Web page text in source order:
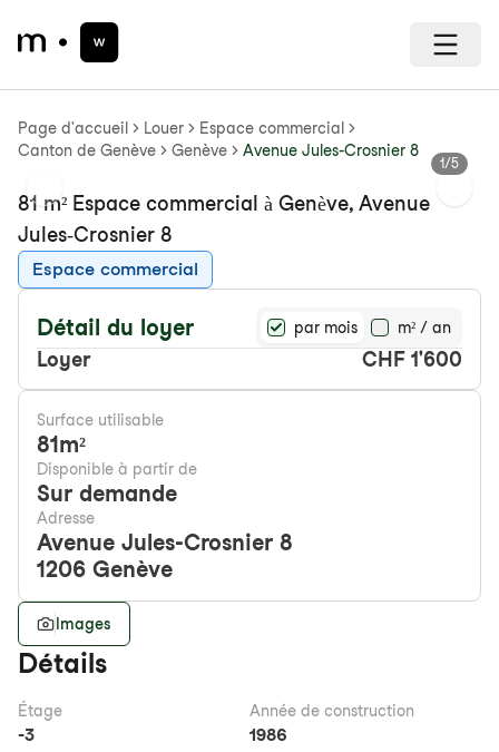
Page d'accueil Louer
Espace commercial
Canton de Genève
Genève Avenue Jules-Crosnier 8
Previous slide
1/5
81 m² Espace commercial à Genève, Avenue
Jules-Crosnier 8
Espace commercial
Détail du loyer par mois m² / an
Loyer CHF 1'600
Surface utilisable
81m²
Disponible à partir de
Sur demande
Adresse
Avenue Jules-Crosnier 8
1206 Genève
Images
Détails
Étage
-3
Année de construction
1986